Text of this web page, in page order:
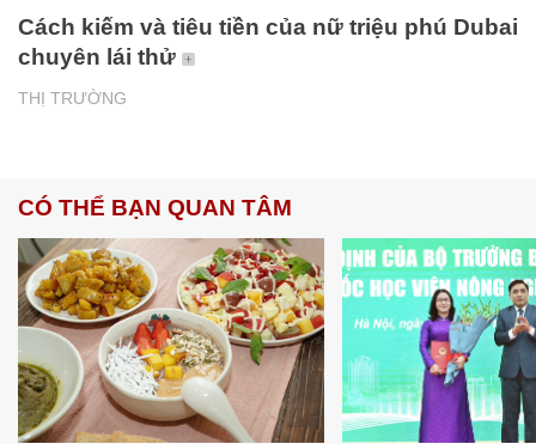
THỊ TRƯỜNG
Cách kiếm và tiêu tiền của nữ triệu phú Dubai
chuyên lái thử
CÓ THỂ BẠN QUAN TÂM